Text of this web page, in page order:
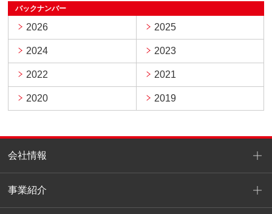
バックナンバー
2026 2025
2024 2023
2022 2021
2020 2019
会社情報
事業紹介